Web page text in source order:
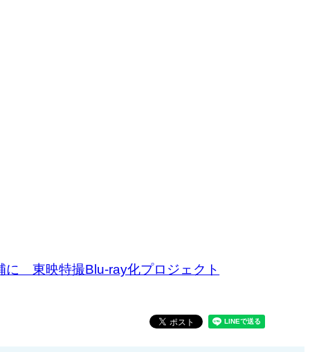
に 東映特撮Blu-ray化プロジェクト